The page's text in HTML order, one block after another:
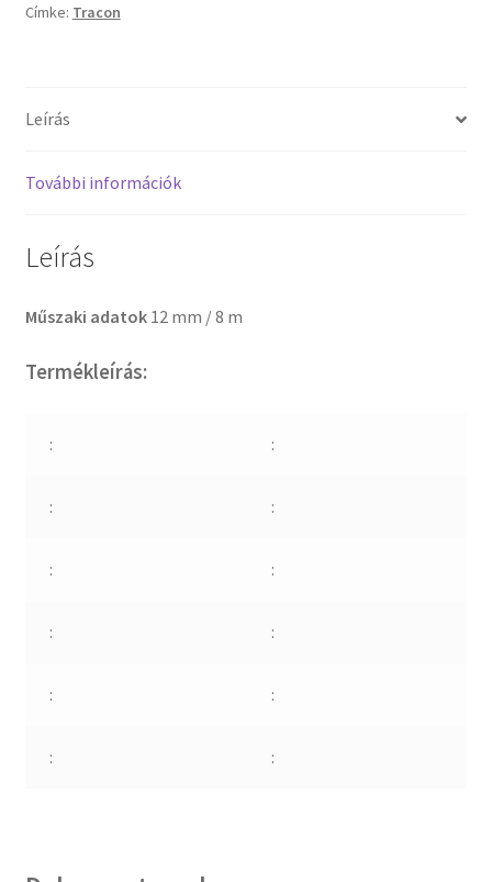
Címke: Tracon
Leírás
További információk
Leírás
Műszaki adatok 12 mm / 8 m
Termékleírás:
: :
: :
: :
: :
: :
: :